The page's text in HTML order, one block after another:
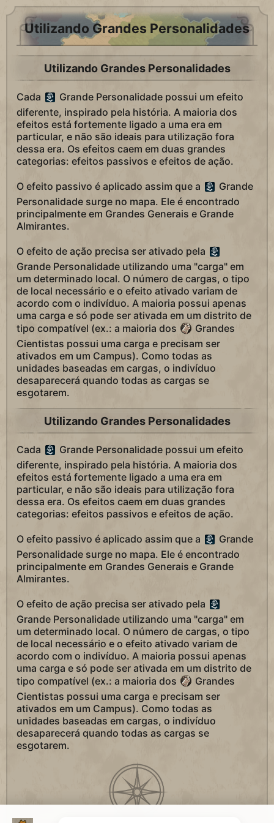
Utilizando Grandes Personalidades
Utilizando Grandes Personalidades
Cada
Grande Personalidade possui um efeito
diferente, inspirado pela história. A maioria dos
efeitos está fortemente ligado a uma era em
particular, e não são ideais para utilização fora
dessa era. Os efeitos caem em duas grandes
categorias: efeitos passivos e efeitos de ação.
O efeito passivo é aplicado assim que a
Grande
Personalidade surge no mapa. Ele é encontrado
principalmente em Grandes Generais e Grande
Almirantes.
O efeito de ação precisa ser ativado pela
Grande Personalidade utilizando uma "carga" em
um determinado local. O número de cargas, o tipo
de local necessário e o efeito ativado variam de
acordo com o indivíduo. A maioria possui apenas
uma carga e só pode ser ativada em um distrito de
tipo compatível (ex.: a maioria dos
Grandes
Cientistas possui uma carga e precisam ser
ativados em um Campus). Como todas as
unidades baseadas em cargas, o indivíduo
desaparecerá quando todas as cargas se
esgotarem.
Utilizando Grandes Personalidades
Cada
Grande Personalidade possui um efeito
diferente, inspirado pela história. A maioria dos
efeitos está fortemente ligado a uma era em
particular, e não são ideais para utilização fora
dessa era. Os efeitos caem em duas grandes
categorias: efeitos passivos e efeitos de ação.
O efeito passivo é aplicado assim que a
Grande
Personalidade surge no mapa. Ele é encontrado
principalmente em Grandes Generais e Grande
Almirantes.
O efeito de ação precisa ser ativado pela
Grande Personalidade utilizando uma "carga" em
um determinado local. O número de cargas, o tipo
de local necessário e o efeito ativado variam de
acordo com o indivíduo. A maioria possui apenas
uma carga e só pode ser ativada em um distrito de
tipo compatível (ex.: a maioria dos
Grandes
Cientistas possui uma carga e precisam ser
ativados em um Campus). Como todas as
unidades baseadas em cargas, o indivíduo
desaparecerá quando todas as cargas se
esgotarem.